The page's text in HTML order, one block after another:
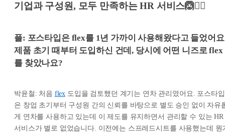
기업과 구성원, 모두 만족하는 HR 서비스🙆🙆‍♀️
플: 포스타입은 flex를 1년 가까이 사용해왔다고 들었어
제품 초기 때부터 도입하신 건데, 당시에 어떤 니즈로 flex
를 찾았나요?
박윤철: 처음 flex 도입을 검토했던 계기는 연차 관리였어요. 포스타입
은 창업 초기부터 구성원 간의 신뢰를 바탕으로 별도 승인 없이 자유
게 연차를 사용하고 있는데 이 제도를 유지하면서 관리할 수 있는 HR
서비스가 별로 없었습니다. 이전에는 스프레드시트를 사용했는데 뭔